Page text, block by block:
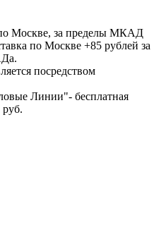
по Москве, за пределы МКАД
по Москве +85 рублей за
посредством
Линии"- бесплатная